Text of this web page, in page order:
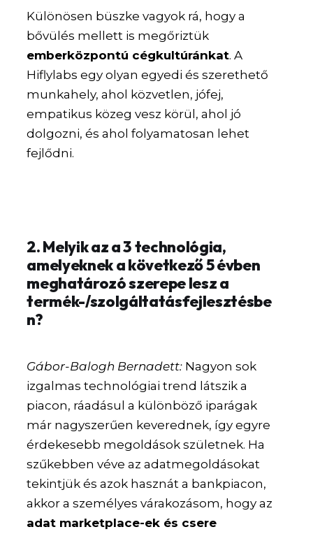
Különösen büszke vagyok rá, hogy a
bővülés mellett is megőriztük
emberközpontú cégkultúránkat. A
Hiflylabs egy olyan egyedi és szerethető
munkahely, ahol közvetlen, jófej,
empatikus közeg vesz körül, ahol jó
dolgozni, és ahol folyamatosan lehet
fejlődni.
2. Melyik az a 3 technológia,
amelyeknek a következő 5 évben
meghatározó szerepe lesz a
termék-/szolgáltatásfejlesztésbe
n?
Gábor-Balogh Bernadett: Nagyon sok
izgalmas technológiai trend látszik a
piacon, ráadásul a különböző iparágak
már nagyszerűen keverednek, így egyre
érdekesebb megoldások születnek. Ha
szűkebben véve az adatmegoldásokat
tekintjük és azok hasznát a bankpiacon,
akkor a személyes várakozásom, hogy az
adat marketplace-ek és csere